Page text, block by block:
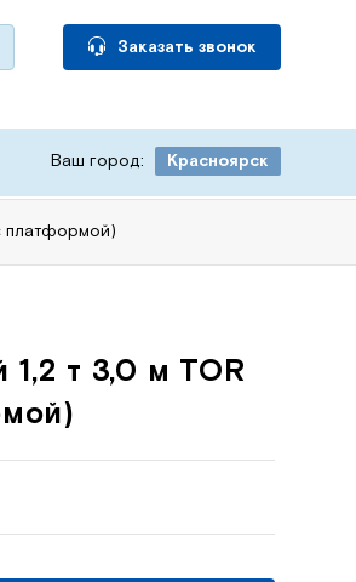
Заказать звонок
Ваш город: Красноярск
платформой)
т 3,0 м TOR